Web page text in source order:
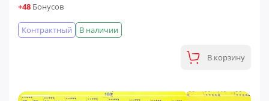
+48 Бонусов
В наличии
Контрактный
В корзину